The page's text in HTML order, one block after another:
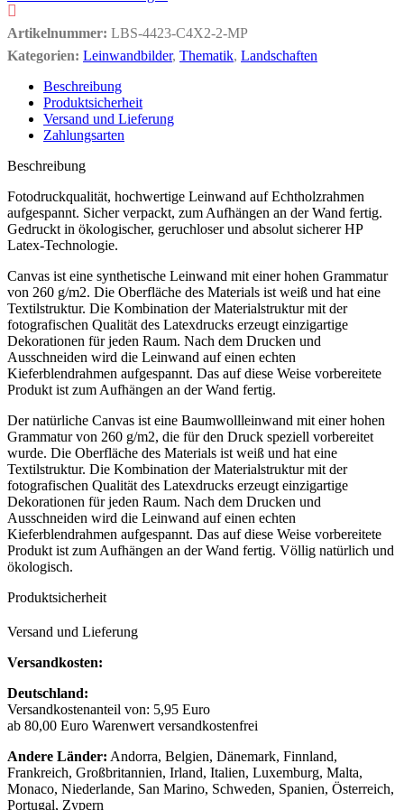
Artikelnummer: LBS-4423-C4X2-2-MP
Kategorien: Leinwandbilder, Thematik, Landschaften
Beschreibung
Produktsicherheit
Versand und Lieferung
Zahlungsarten
Beschreibung
Fotodruckqualität, hochwertige Leinwand auf Echtholzrahmen
aufgespannt. Sicher verpackt, zum Aufhängen an der Wand fertig.
Gedruckt in ökologischer, geruchloser und absolut sicherer HP
Latex-Technologie.
Canvas ist eine synthetische Leinwand mit einer hohen Grammatur
von 260 g/m2. Die Oberfläche des Materials ist weiß und hat eine
Textilstruktur. Die Kombination der Materialstruktur mit der
fotografischen Qualität des Latexdrucks erzeugt einzigartige
Dekorationen für jeden Raum. Nach dem Drucken und
Ausschneiden wird die Leinwand auf einen echten
Kieferblendrahmen aufgespannt. Das auf diese Weise vorbereitete
Produkt ist zum Aufhängen an der Wand fertig.
Der natürliche Canvas ist eine Baumwollleinwand mit einer hohen
Grammatur von 260 g/m2, die für den Druck speziell vorbereitet
wurde. Die Oberfläche des Materials ist weiß und hat eine
Textilstruktur. Die Kombination der Materialstruktur mit der
fotografischen Qualität des Latexdrucks erzeugt einzigartige
Dekorationen für jeden Raum. Nach dem Drucken und
Ausschneiden wird die Leinwand auf einen echten
Kieferblendrahmen aufgespannt. Das auf diese Weise vorbereitete
Produkt ist zum Aufhängen an der Wand fertig. Völlig natürlich und
ökologisch.
Produktsicherheit
Versand und Lieferung
Versandkosten:
Deutschland:
Versandkostenanteil von: 5,95 Euro
ab 80,00 Euro Warenwert versandkostenfrei
Andere Länder: Andorra, Belgien, Dänemark, Finnland,
Frankreich, Großbritannien, Irland, Italien, Luxemburg, Malta,
Monaco, Niederlande, San Marino, Schweden, Spanien, Österreich,
Portugal, Zypern